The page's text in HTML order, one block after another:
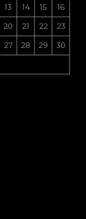
13 14 15 16
20 21 22 23
27 28 29 30